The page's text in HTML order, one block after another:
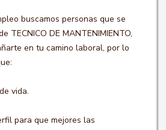
buscamos personas que se
TECNICO DE MANTENIMIENTO,
en tu camino laboral, por lo
vida.
para que mejores las